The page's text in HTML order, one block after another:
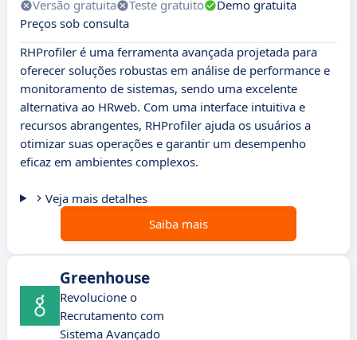
Versão gratuita Teste gratuito
Demo gratuita
Preços sob consulta
RHProfiler é uma ferramenta avançada projetada para
oferecer soluções robustas em análise de performance e
monitoramento de sistemas, sendo uma excelente
alternativa ao HRweb. Com uma interface intuitiva e
recursos abrangentes, RHProfiler ajuda os usuários a
otimizar suas operações e garantir um desempenho
eficaz em ambientes complexos.
Veja mais detalhes
Saiba mais
Greenhouse
Revolucione o
Recrutamento com
Sistema Avançado